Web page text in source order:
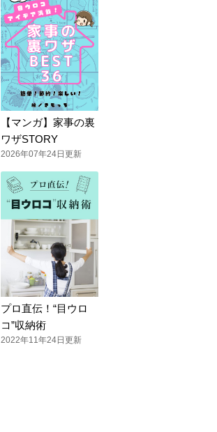
【マンガ】家事の裏
ワザSTORY
2026年07年24日更新
プロ直伝！“目ウロ
コ”収納術
2022年11年24日更新